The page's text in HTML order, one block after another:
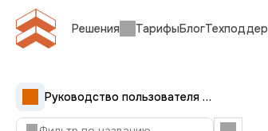
Решения ТарифыБлог
Руководство пользователя Документерры